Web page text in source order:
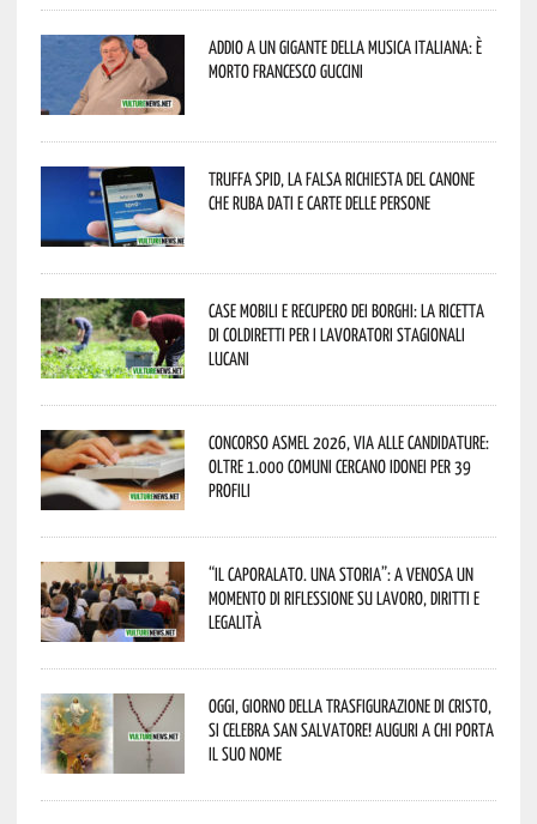
Addio a un gigante della musica italiana: è
morto Francesco Guccini
Truffa Spid, la falsa richiesta del canone
che ruba dati e carte delle persone
Case mobili e recupero dei borghi: la ricetta
di Coldiretti per i lavoratori stagionali
lucani
Concorso Asmel 2026, via alle candidature:
oltre 1.000 Comuni cercano idonei per 39
profili
“Il caporalato. Una storia”: a Venosa un
momento di riflessione su lavoro, diritti e
legalità
Oggi, giorno della Trasfigurazione di Cristo,
si celebra San Salvatore! Auguri a chi porta
il suo nome